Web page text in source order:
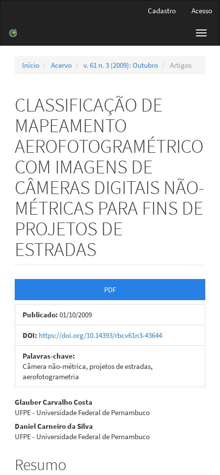
Barra
Cadastro Acesso
Início Acervo v. 61 n. 3 (2009): Outubro Artigos
CLASSIFICAÇÃO DE
MAPEAMENTO
AEROFOTOGRAMÉTRICO
COM IMAGENS DE
CÂMERAS DIGITAIS NÃO-
MÉTRICAS PARA FINS DE
PROJETOS DE
ESTRADAS
lateral
de
artigos
PDF
Publicado: 01/10/2009
DOI: https://doi.org/10.14393/rbcv61n3-43644
Palavras-chave:
Câmera não-métrica, projetos de estradas,
aerofotogrametria
Conteúdo
do
artigo
principal
Glauber Carvalho Costa
UFPE - Universidade Federal de Pernambuco
Daniel Carneiro da Silva
UFPE - Universidade Federal de Pernambuco
Resumo